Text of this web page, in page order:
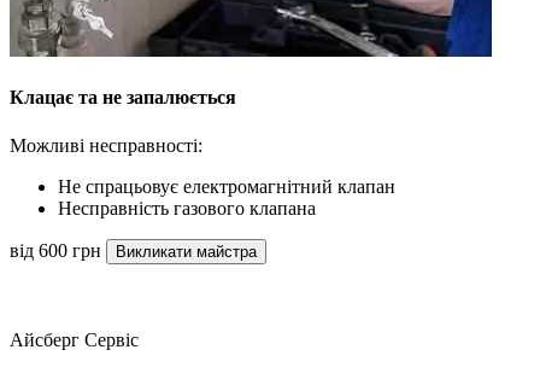
Клацає та не запалюється
Можливі несправності:
Не спрацьовує електромагнітний клапан
Несправність газового клапана
від 600 грн Викликати майстра
Айсберг Сервіс